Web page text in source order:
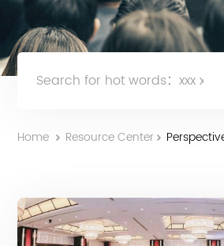
Home Resource Center